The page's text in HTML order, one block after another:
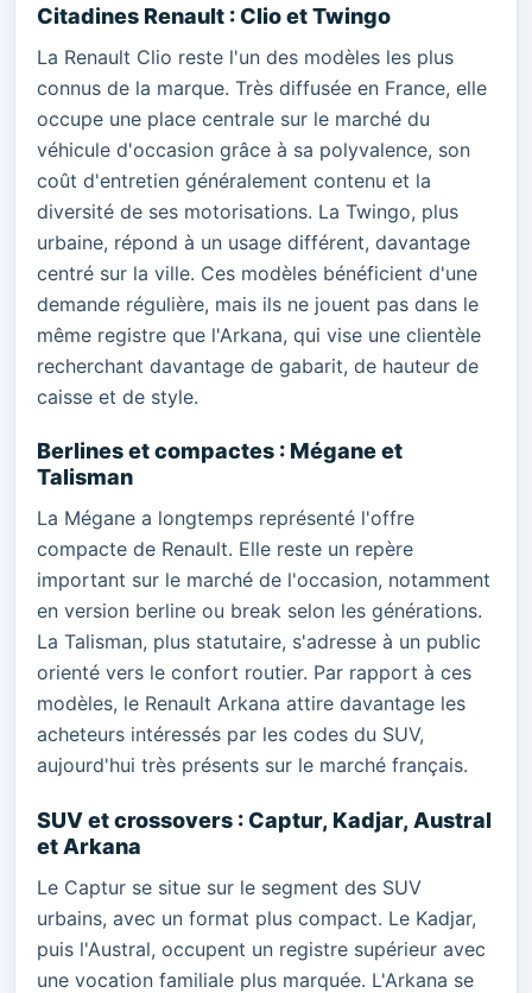
Citadines Renault : Clio et Twingo
La Renault Clio reste l'un des modèles les plus
connus de la marque. Très diffusée en France, elle
occupe une place centrale sur le marché du
véhicule d'occasion grâce à sa polyvalence, son
coût d'entretien généralement contenu et la
diversité de ses motorisations. La Twingo, plus
urbaine, répond à un usage différent, davantage
centré sur la ville. Ces modèles bénéficient d'une
demande régulière, mais ils ne jouent pas dans le
même registre que l'Arkana, qui vise une clientèle
recherchant davantage de gabarit, de hauteur de
caisse et de style.
Berlines et compactes : Mégane et
Talisman
La Mégane a longtemps représenté l'offre
compacte de Renault. Elle reste un repère
important sur le marché de l'occasion, notamment
en version berline ou break selon les générations.
La Talisman, plus statutaire, s'adresse à un public
orienté vers le confort routier. Par rapport à ces
modèles, le Renault Arkana attire davantage les
acheteurs intéressés par les codes du SUV,
aujourd'hui très présents sur le marché français.
SUV et crossovers : Captur, Kadjar, Austral
et Arkana
Le Captur se situe sur le segment des SUV
urbains, avec un format plus compact. Le Kadjar,
puis l'Austral, occupent un registre supérieur avec
une vocation familiale plus marquée. L'Arkana se